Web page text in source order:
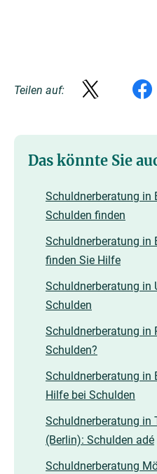
Teilen auf:
Das könnte Sie
Schuldnerberatung in
Schulden finden
Schuldnerberatung in
finden Sie Hilfe
Schuldnerberatung in
Schulden
Schuldnerberatung in
Schulden?
Schuldnerberatung in
Hilfe bei Schulden
Schuldnerberatung in
(Berlin): Schulden adé
Schuldnerberatung